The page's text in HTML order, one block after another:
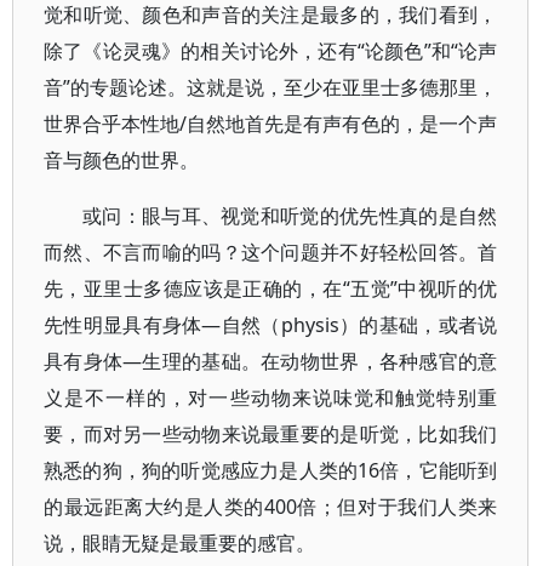
觉和听觉、颜色和声音的关注是最多的，我们看到，
除了《论灵魂》的相关讨论外，还有“论颜色”和“论声
音”的专题论述。这就是说，至少在亚里士多德那里，
世界合乎本性地/自然地首先是有声有色的，是一个声
音与颜色的世界。
或问：眼与耳、视觉和听觉的优先性真的是自然
而然、不言而喻的吗？这个问题并不好轻松回答。首
先，亚里士多德应该是正确的，在“五觉”中视听的优
先性明显具有身体—自然（physis）的基础，或者说
具有身体—生理的基础。在动物世界，各种感官的意
义是不一样的，对一些动物来说味觉和触觉特别重
要，而对另一些动物来说最重要的是听觉，比如我们
熟悉的狗，狗的听觉感应力是人类的16倍，它能听到
的最远距离大约是人类的400倍；但对于我们人类来
说，眼睛无疑是最重要的感官。